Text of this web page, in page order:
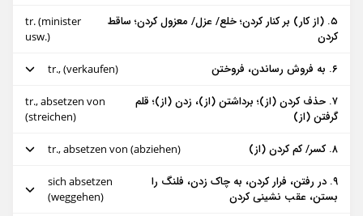
مثال‌ ها:
an der Mündung setzt sich Schlamm ab
در فنجان ته نشین شدن/ ته نشست کردن
sich auf dem Grund der Tasse absetzen (Kaffeesatz usw.)
۵. (از کار) بر کنار کردن؛ خلع/ عزل/ معزول کردن؛ ساقط
کردن
tr. (minister
usw.)
۶. به فروش رساندن، فروختن tr., (verkaufen)
مثال‌ ها:
abgesetzt werden
خوب (به) فروش رفتن، فروش/ بازار خوبی داشتن
sich leicht absetzen lassen
۷. حذف کردن (از)؛ برداشتن (از)، زدن (از)؛ قلم
گرفتن (از)
tr., absetzen von
(streichen)
۸. کسر/ کم کردن (از) tr., absetzen von (abziehen)
مثال‌ ها:
۹. در رفتن، فرار کردن، به چاک زدن،‌ فلنگ را
بستن، عقب نشینی کردن
sich absetzen
(weggehen)